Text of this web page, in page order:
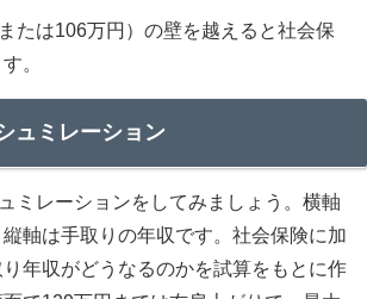
たは106万円）の壁を越えると社会保
。
ュミレーション
ミレーションをしてみましょう。横軸
軸は手取りの年収です。社会保険に加
年収がどうなるのかを試算をもとに作